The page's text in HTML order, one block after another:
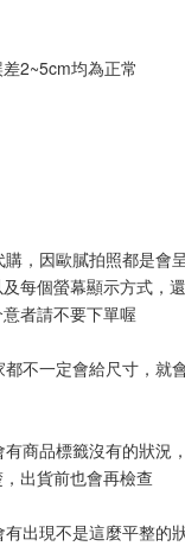
2~5cm均為正常
，因歐膩拍照都是會
每個螢幕顯示方式，
者請不要下單喔
不一定會給尺寸，就
商品標籤沒有的狀況
出貨前也會再檢查
出現不是這麼平整的